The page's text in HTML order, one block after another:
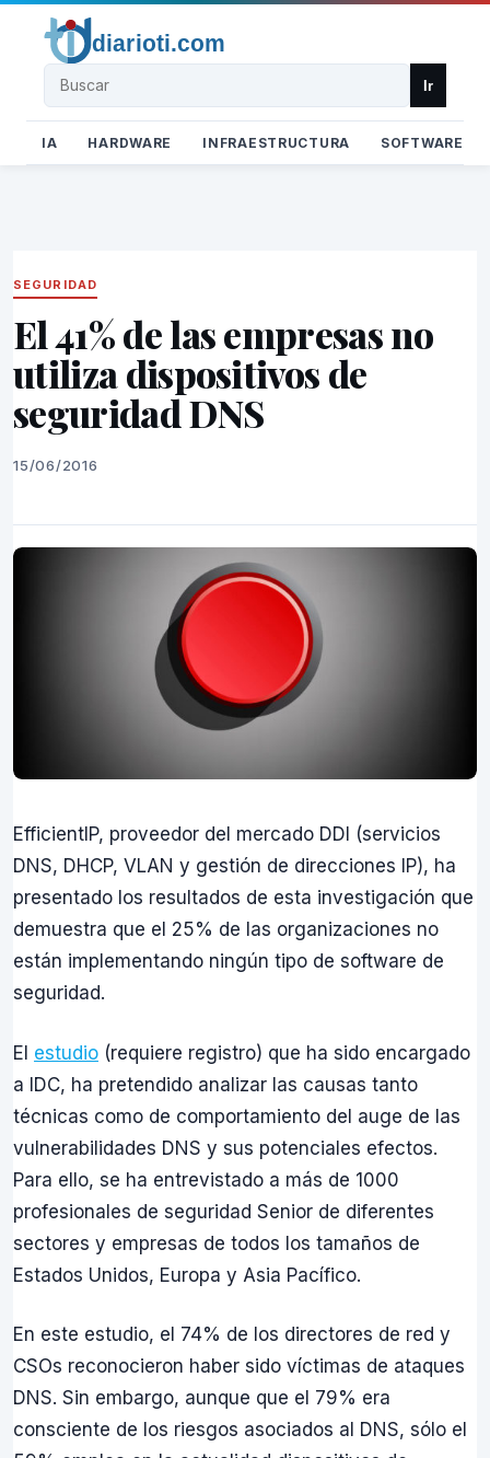
Buscar Ir
IA HARDWARE INFRAESTRUCTURA SOFTWARE
SEGURIDAD
El 41% de las empresas no
utiliza dispositivos de
seguridad DNS
15/06/2016
EfficientIP, proveedor del mercado DDI (servicios
DNS, DHCP, VLAN y gestión de direcciones IP), ha
presentado los resultados de esta investigación que
demuestra que el 25% de las organizaciones no
están implementando ningún tipo de software de
seguridad.
El estudio (requiere registro) que ha sido encargado
a IDC, ha pretendido analizar las causas tanto
técnicas como de comportamiento del auge de las
vulnerabilidades DNS y sus potenciales efectos.
Para ello, se ha entrevistado a más de 1000
profesionales de seguridad Senior de diferentes
sectores y empresas de todos los tamaños de
Estados Unidos, Europa y Asia Pacífico.
En este estudio, el 74% de los directores de red y
CSOs reconocieron haber sido víctimas de ataques
DNS. Sin embargo, aunque que el 79% era
consciente de los riesgos asociados al DNS, sólo el